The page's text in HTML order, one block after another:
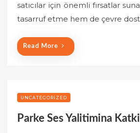
e
d
satıcılar için önemli fırsatlar
tasarruf etme hem de çevre
Read More
UNCATEGORIZED
Parke Ses Yalitimina